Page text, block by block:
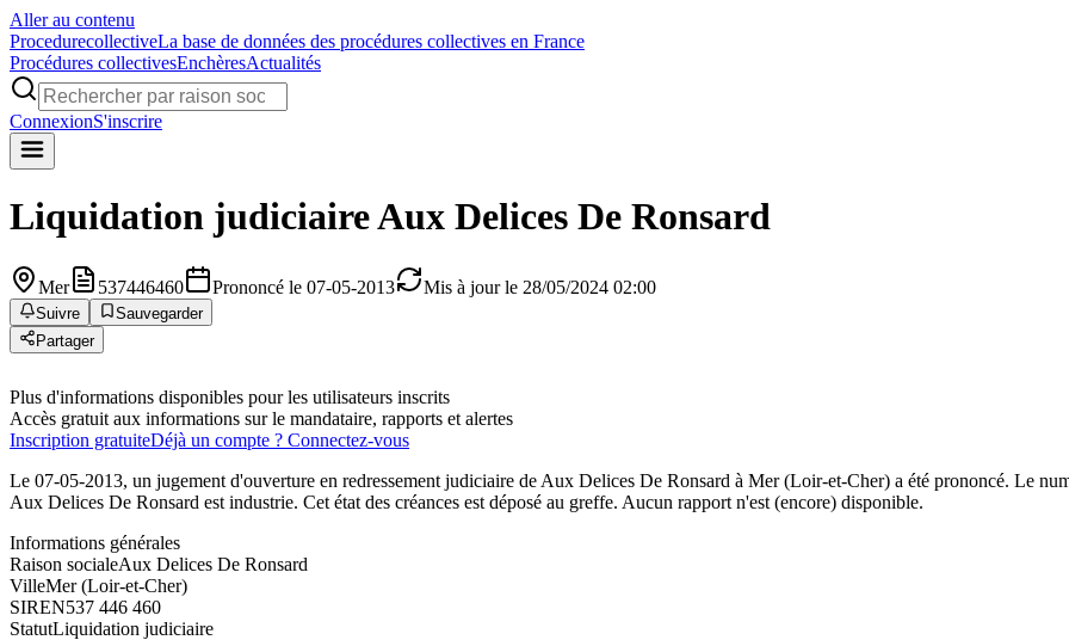
Aller au contenu
ProcedurecollectiveLa base de données des procédures collectives en France
Procédures collectivesEnchèresActualités
ConnexionS'inscrire
Liquidation judiciaireAux Delices De Ronsard
Mer 537446460 Prononcé le 07-05-2013 Mis à jour le 28/05/2024 02:00
Suivre
Sauvegarder
Partager
Plus d'informations disponibles pour les utilisateurs inscrits
Accès gratuit aux informations sur le mandataire, rapports et alertes
Inscription gratuiteDéjà un compte ? Connectez-vous
Le 07-05-2013, un jugement d'ouverture en redressement judiciaire de Aux Delices De Ronsard à Mer (Loir-et-Cher) a été prononcé. Le
Aux Delices De Ronsard est industrie. Cet état des créances est déposé au greffe. Aucun rapport n'est (encore) disponible.
Informations générales
Raison socialeAux Delices De Ronsard
VilleMer (Loir-et-Cher)
SIREN537 446 460
StatutLiquidation judiciaire